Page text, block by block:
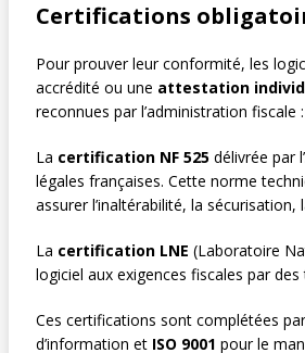
Certifications
Pour prouver leur conformité, les
accrédité ou une attestation
reconnues par l’administration fiscale :
La certification NF 525 délivrée par
légales françaises. Cette norme
assurer l’inaltérabilité, la
La certification LNE (Laboratoire
logiciel aux exigences fiscales par
Ces certifications sont complétées
d’information et ISO 9001 pour le